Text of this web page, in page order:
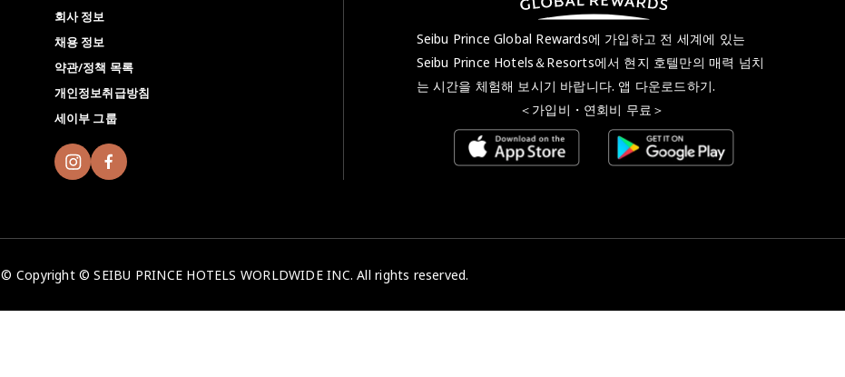
회사 정보
채용 정보
약관/정책 목록
개인정보취급방침
세이부 그룹
Seibu Prince Global Rewards에 가입하고 전 세계에 있는
Seibu Prince Hotels＆Resorts에서 현지 호텔만의 매력 넘치
는 시간을 체험해 보시기 바랍니다. 앱 다운로드하기.
＜가입비・연회비 무료＞
© Copyright © SEIBU PRINCE HOTELS WORLDWIDE INC. All rights reserved.